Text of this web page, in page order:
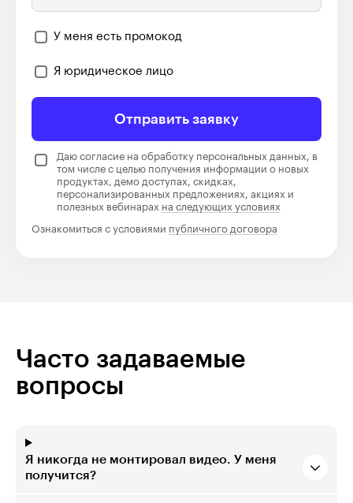
У меня есть промокод
Я юридическое лицо
Отправить заявку
Даю согласие на обработку персональных данных, в
том числе с целью получения информации о новых
продуктах, демо доступах, скидках,
персонализированных предложениях, акциях и
полезных вебинарах на следующих условиях
Ознакомиться с условиями публичного договора
Часто задаваемые
вопросы
Я никогда не монтировал видео. У меня
получится?